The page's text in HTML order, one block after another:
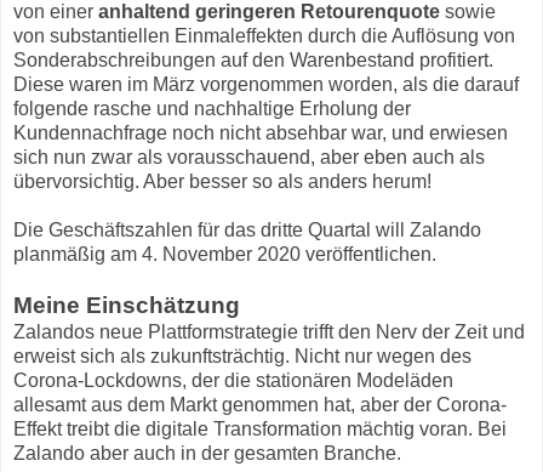
von einer anhaltend geringeren Retourenquote sowie
von substantiellen Einmaleffekten durch die Auflösung von
Sonderabschreibungen auf den Warenbestand profitiert.
Diese waren im März vorgenommen worden, als die darauf
folgende rasche und nachhaltige Erholung der
Kundennachfrage noch nicht absehbar war, und erwiesen
sich nun zwar als vorausschauend, aber eben auch als
übervorsichtig. Aber besser so als anders herum!
Die Geschäftszahlen für das dritte Quartal will Zalando
planmäßig am 4. November 2020 veröffentlichen.
Meine Einschätzung
Zalandos neue Plattformstrategie trifft den Nerv der Zeit und
erweist sich als zukunftsträchtig. Nicht nur wegen des
Corona-Lockdowns, der die stationären Modeläden
allesamt aus dem Markt genommen hat, aber der Corona-
Effekt treibt die digitale Transformation mächtig voran. Bei
Zalando aber auch in der gesamten Branche.